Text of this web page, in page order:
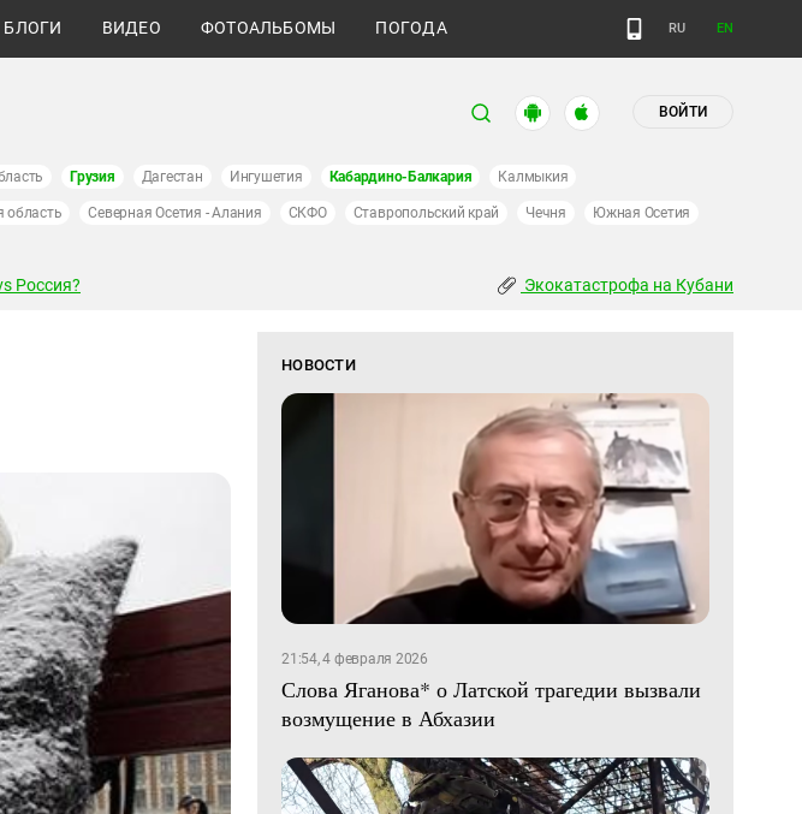
БЛОГИ ВИДЕО ФОТОАЛЬБОМЫ ПОГОДА RU EN
ВОЙТИ
Грузия Дагестан Ингушетия Кабардино-Балкария Калмыкия
область Северная Осетия - Алания СКФО Ставропольский край Чечня Южная Осетия
Россия? Экокатастрофа на Кубани
НОВОСТИ
21:54, 4 февраля 2026
Слова Яганова* о Латской трагедии вызвали
возмущение в Абхазии